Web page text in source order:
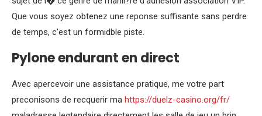
Que vous soyez obtenez une reponse suffisante sans perdre
de temps, c’est un formidble piste.
Pylone endurant en direct
Avec apercevoir une assistance pratique, me votre part
preconisons de recquerir ma https://duelz-casino.org/fr/